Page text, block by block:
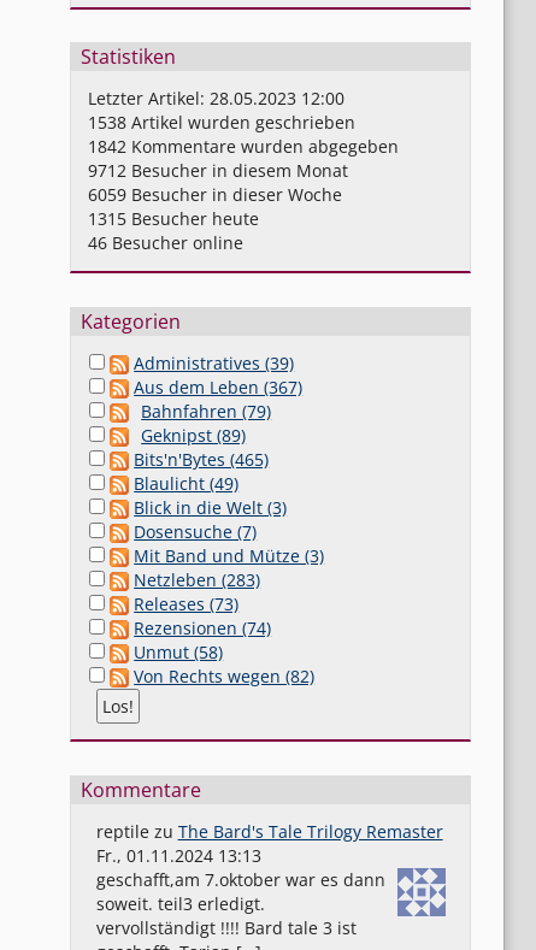
Statistiken
Letzter Artikel: 28.05.2023 12:00
1538Artikel wurden geschrieben
1842Kommentare wurden abgegeben
9712Besucher in diesem Monat
6059Besucher in dieser Woche
1315Besucher heute
46Besucher online
Kategorien
Administratives (39)
Aus dem Leben (367)
Bahnfahren (79)
Geknipst (89)
Bits'n'Bytes (465)
Blaulicht (49)
Blick in die Welt (3)
Dosensuche (7)
Mit Band und Mütze (3)
Netzleben (283)
Releases (73)
Rezensionen (74)
Unmut (58)
Von Rechts wegen (82)
Kommentare
reptilezu The Bard's Tale Trilogy Remaster
Fr., 01.11.2024 13:13
geschafft,am 7.oktober war es dann
soweit. teil3 erledigt.
vervollständigt !!!! Bard tale 3 ist